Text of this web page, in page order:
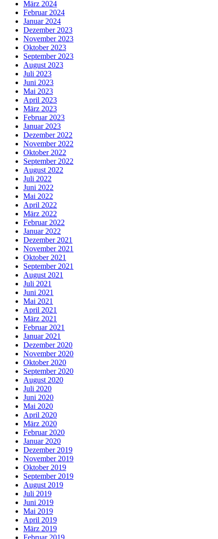
März 2024
Februar 2024
Januar 2024
Dezember 2023
November 2023
Oktober 2023
September 2023
August 2023
Juli 2023
Juni 2023
Mai 2023
April 2023
März 2023
Februar 2023
Januar 2023
Dezember 2022
November 2022
Oktober 2022
September 2022
August 2022
Juli 2022
Juni 2022
Mai 2022
April 2022
März 2022
Februar 2022
Januar 2022
Dezember 2021
November 2021
Oktober 2021
September 2021
August 2021
Juli 2021
Juni 2021
Mai 2021
April 2021
März 2021
Februar 2021
Januar 2021
Dezember 2020
November 2020
Oktober 2020
September 2020
August 2020
Juli 2020
Juni 2020
Mai 2020
April 2020
März 2020
Februar 2020
Januar 2020
Dezember 2019
November 2019
Oktober 2019
September 2019
August 2019
Juli 2019
Juni 2019
Mai 2019
April 2019
März 2019
Februar 2019